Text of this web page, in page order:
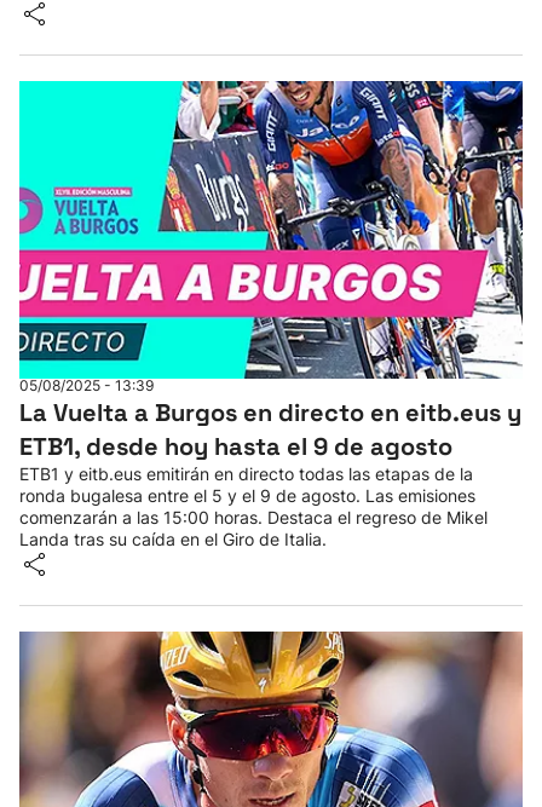
05/08/2025 - 13:39
La Vuelta a Burgos en directo en eitb.eus y
ETB1, desde hoy hasta el 9 de agosto
ETB1 y eitb.eus emitirán en directo todas las etapas de la
ronda bugalesa entre el 5 y el 9 de agosto. Las emisiones
comenzarán a las 15:00 horas. Destaca el regreso de Mikel
Landa tras su caída en el Giro de Italia.